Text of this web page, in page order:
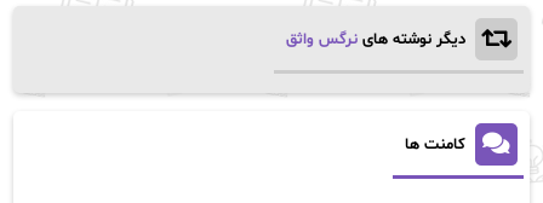
دیگر نوشته های نرگس واثق
کامنت ها